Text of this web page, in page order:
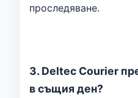
проследяване.
3. Deltec Courier
в същия ден?